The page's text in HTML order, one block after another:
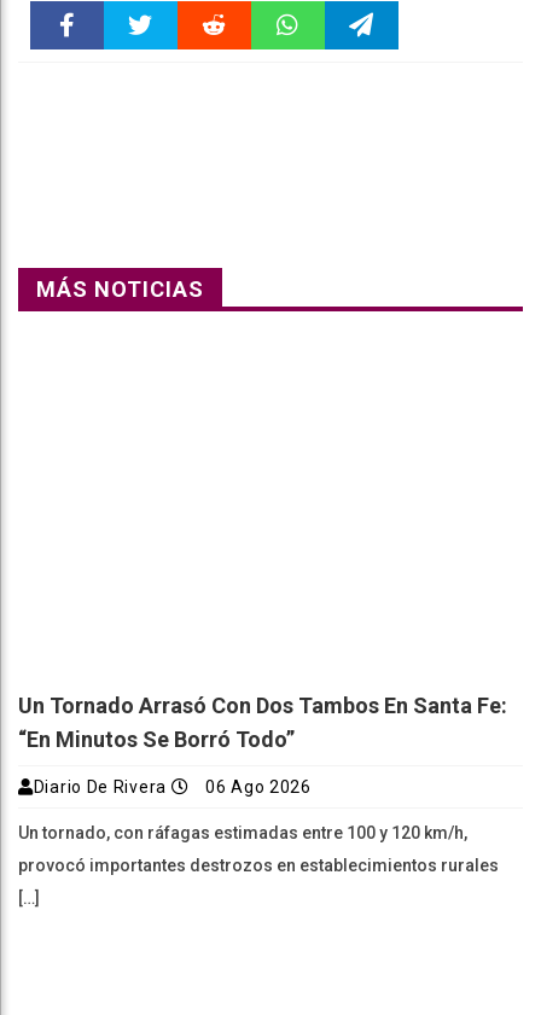
MÁS NOTICIAS
Un Tornado Arrasó Con Dos Tambos En Santa Fe:
“En Minutos Se Borró Todo”
Diario De Rivera 06 Ago 2026
Un tornado, con ráfagas estimadas entre 100 y 120 km/h,
provocó importantes destrozos en establecimientos rurales
[…]